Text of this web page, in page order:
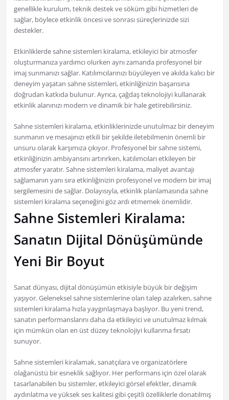
genellikle kurulum, teknik destek ve söküm gibi hizmetleri de
sağlar, böylece etkinlik öncesi ve sonrası süreçlerinizde sizi
destekler.
Etkinliklerde sahne sistemleri kiralama, etkileyici bir atmosfer
oluşturmanıza yardımcı olurken aynı zamanda profesyonel bir
imaj sunmanızı sağlar. Katılımcılarınızı büyüleyen ve akılda kalıcı bir
deneyim yaşatan sahne sistemleri, etkinliğinizin başarısına
doğrudan katkıda bulunur. Ayrıca, çağdaş teknolojiyi kullanarak
etkinlik alanınızı modern ve dinamik bir hale getirebilirsiniz.
Sahne sistemleri kiralama, etkinliklerinizde unutulmaz bir deneyim
sunmanın ve mesajınızı etkili bir şekilde iletebilmenin önemli bir
unsuru olarak karşımıza çıkıyor. Profesyonel bir sahne sistemi,
etkinliğinizin ambiyansını artırırken, katılımcıları etkileyen bir
atmosfer yaratır. Sahne sistemleri kiralama, maliyet avantajı
sağlamanın yanı sıra etkinliğinizin profesyonel ve modern bir imaj
sergilemesini de sağlar. Dolayısıyla, etkinlik planlamasında sahne
sistemleri kiralama seçeneğini göz ardı etmemek önemlidir.
Sahne Sistemleri Kiralama:
Sanatın Dijital Dönüşümünde
Yeni Bir Boyut
Sanat dünyası, dijital dönüşümün etkisiyle büyük bir değişim
yaşıyor. Geleneksel sahne sistemlerine olan talep azalırken, sahne
sistemleri kiralama hızla yaygınlaşmaya başlıyor. Bu yeni trend,
sanatın performanslarını daha da etkileyici ve unutulmaz kılmak
için mümkün olan en üst düzey teknolojiyi kullanma fırsatı
sunuyor.
Sahne sistemleri kiralamak, sanatçılara ve organizatörlere
olağanüstü bir esneklik sağlıyor. Her performans için özel olarak
tasarlanabilen bu sistemler, etkileyici görsel efektler, dinamik
aydınlatma ve yüksek ses kalitesi gibi çeşitli özelliklerle donatılmış